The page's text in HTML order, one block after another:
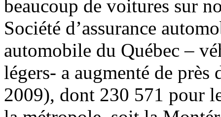
beaucoup de voitures sur
Société d’assurance
automobile du Québec –
légers- a augmenté de
2009), dont 230 571 pour